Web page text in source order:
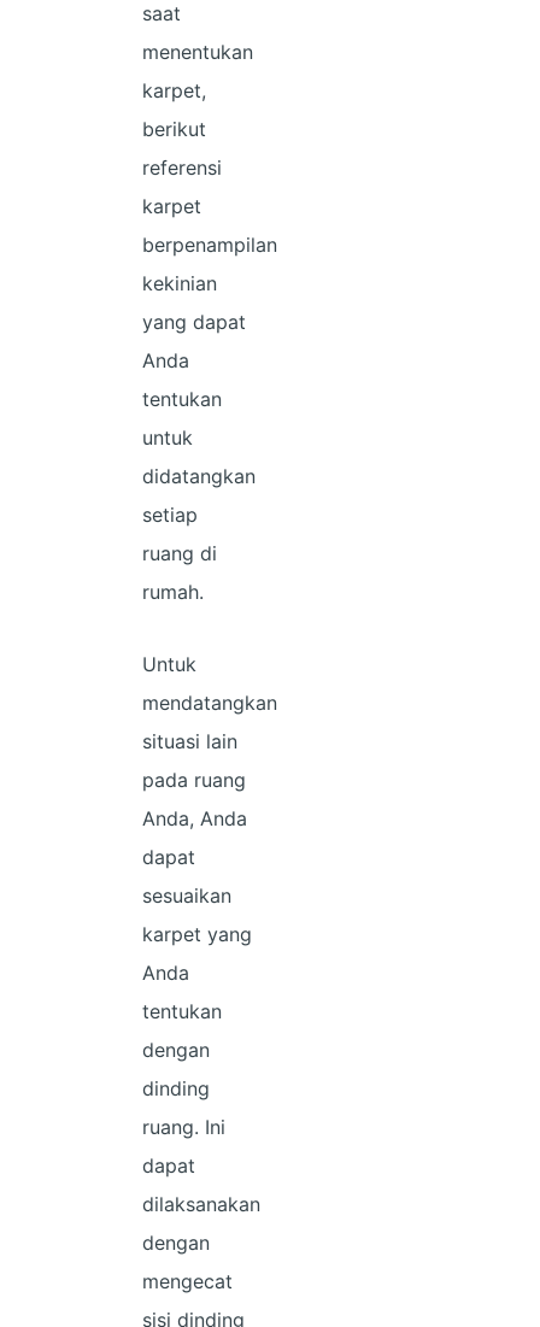
saat
menentukan
karpet,
berikut
referensi
karpet
berpenampilan
kekinian
yang dapat
Anda
tentukan
untuk
didatangkan
setiap
ruang di
rumah.
Untuk
mendatangkan
situasi lain
pada ruang
Anda, Anda
dapat
sesuaikan
karpet yang
Anda
tentukan
dengan
dinding
ruang. Ini
dapat
dilaksanakan
dengan
mengecat
sisi dinding